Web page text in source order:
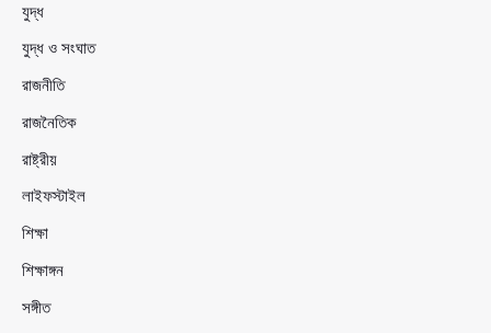
যুদ্ধ
যুদ্ধ ও সংঘাত
রাজনীতি
রাজনৈতিক
রাষ্ট্রীয়
লাইফস্টাইল
শিক্ষা
শিক্ষাঙ্গন
সঙ্গীত